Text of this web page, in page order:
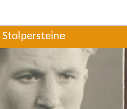
um mö
Stolpersteine